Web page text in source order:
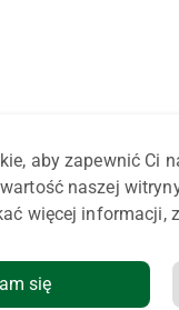
aby zapewnić Ci
naszej
więcej informacji,
się